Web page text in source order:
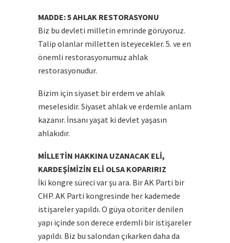
MADDE: 5 AHLAK RESTORASYONU
Biz bu devleti milletin emrinde görüyoruz.
Talip olanlar milletten isteyecekler. 5. ve en
önemli restorasyonumuz ahlak
restorasyonudur.
Bizim için siyaset bir erdem ve ahlak
meselesidir. Siyaset ahlak ve erdemle anlam
kazanır. İnsanı yaşat ki devlet yaşasın
ahlakıdır.
MİLLETİN HAKKINA UZANACAK ELİ,
KARDEŞİMİZİN ELİ OLSA KOPARIRIZ
İki kongre süreci var şu ara. Bir AK Parti bir
CHP. AK Parti kongresinde her kademede
istişareler yapıldı. O güya otoriter denilen
yapı içinde son derece erdemli bir istişareler
yapıldı. Biz bu salondan çıkarken daha da